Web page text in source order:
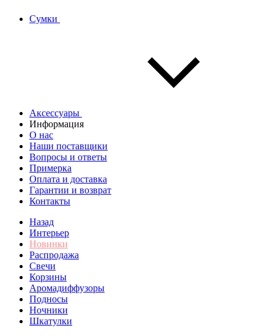
Сумки
Аксессуары
Информация
О нас
Наши поставщики
Вопросы и ответы
Примерка
Оплата и доставка
Гарантии и возврат
Контакты
Назад
Интерьер
Новинки
Распродажа
Свечи
Корзины
Аромадиффузоры
Подносы
Ночники
Шкатулки